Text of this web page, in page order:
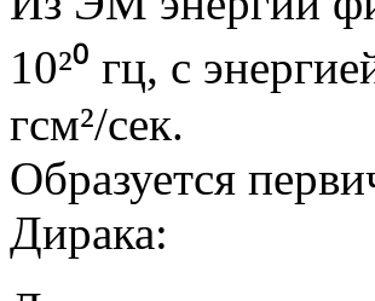
10²⁰ гц, с
гсм²/сек.
Образуется
Дирака: